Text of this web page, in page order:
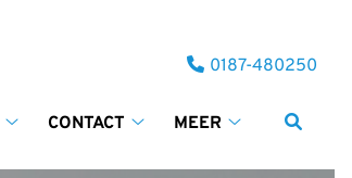
en
CONTACT
submenu
MEER
submenu
Tel:
0187-480250